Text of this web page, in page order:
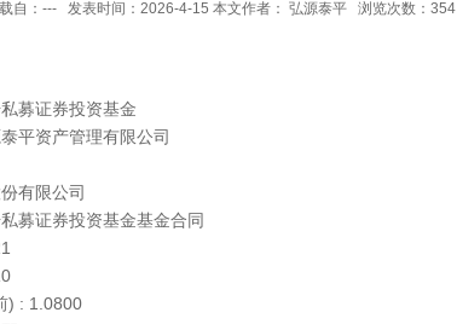
自：--- 发表时间：2026-4-15 本文作者： 弘源泰平 浏览次数：354
募证券投资基金
平资产管理有限公司
有限公司
募证券投资基金基金合同
) : 1.0800